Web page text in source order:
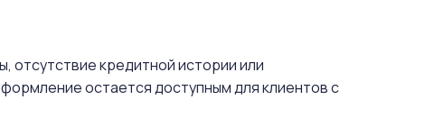
отсутствие кредитной истории или
остается доступным для клиентов с